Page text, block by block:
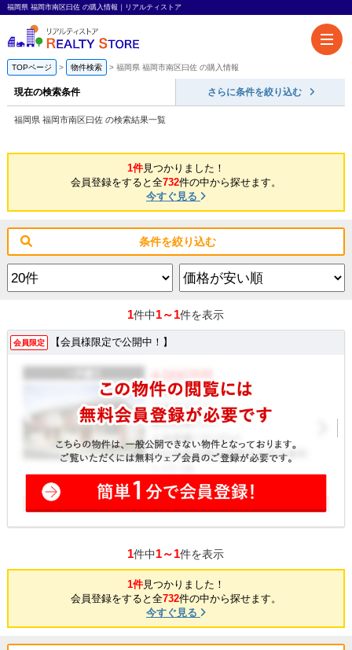
福岡県 福岡市南区曰佐 の購入情報｜リアルティストア
TOPページ 物件検索 福岡県 福岡市南区曰佐 の購入情報
現在の検索条件 さらに条件を絞り込む
福岡県 福岡市南区曰佐 の検索結果一覧
1件見つかりました！
会員登録をすると全732件の中から探せます。
今すぐ見る
条件を絞り込む
1件中1～1件を表示
会員限定 【会員様限定で公開中！】
1件中1～1件を表示
1件見つかりました！
会員登録をすると全732件の中から探せます。
今すぐ見る